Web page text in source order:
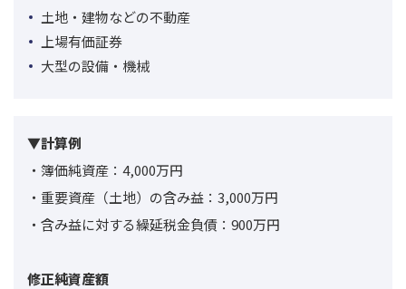
土地・建物などの不動産
上場有価証券
大型の設備・機械
▼計算例
・簿価純資産：4,000万円
・重要資産（土地）の含み益：3,000万円
・含み益に対する繰延税金負債：900万円
修正純資産額